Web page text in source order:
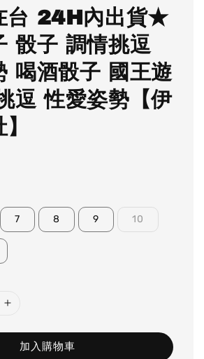
台 24H內出貨★
骰子 調情挑逗
喝酒骰子 國王遊
逗 性愛姿勢【伊
7 8 9 10
加入購物車